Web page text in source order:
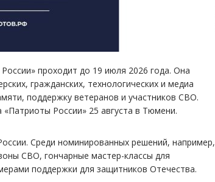
проходит до 19 июля 2026 года. Она
гражданских, технологических и медиа
поддержку ветеранов и участников СВО.
России» 25 августа в Тюмени.
Среди номинированных решений, например,
СВО, гончарные мастер-классы для
поддержки для защитников Отечества.